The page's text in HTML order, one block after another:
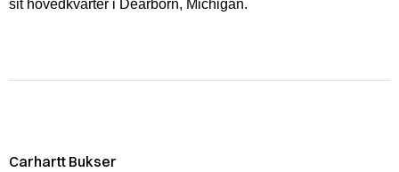
sit hovedkvarter i Dearborn, Michigan.
Carhartt Bukser